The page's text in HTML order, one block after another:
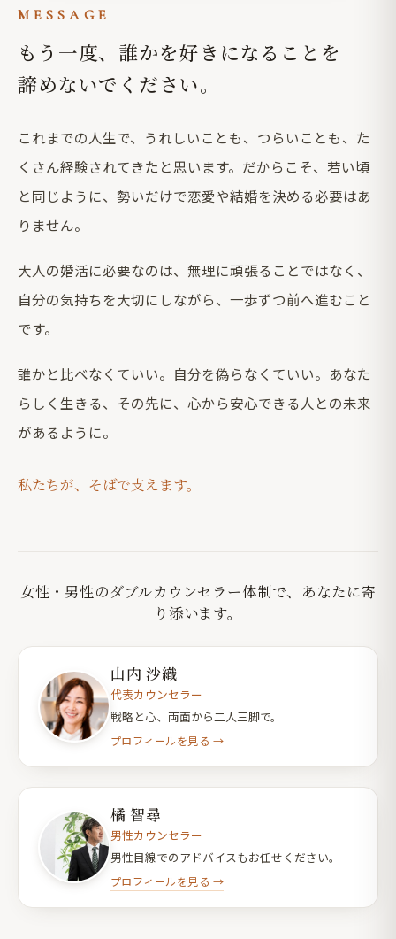
MESSAGE
もう一度、誰かを好きになることを
諦めないでください。
これまでの人生で、うれしいことも、つらいことも、た
くさん経験されてきたと思います。だからこそ、若い頃
と同じように、勢いだけで恋愛や結婚を決める必要はあ
りません。
大人の婚活に必要なのは、無理に頑張ることではなく、
自分の気持ちを大切にしながら、一歩ずつ前へ進むこと
です。
誰かと比べなくていい。自分を偽らなくていい。あなた
らしく生きる、その先に、心から安心できる人との未来
があるように。
私たちが、そばで支えます。
女性・男性のダブルカウンセラー体制で、あなたに寄
り添います。
山内 沙織
代表カウンセラー
戦略と心、両面から二人三脚で。
プロフィールを見る →
橘 智尋
男性カウンセラー
男性目線でのアドバイスもお任せください。
プロフィールを見る →